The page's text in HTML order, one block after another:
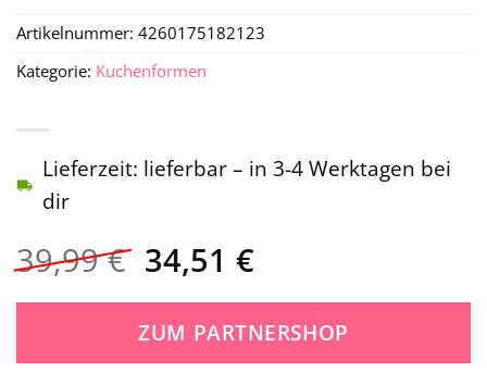
39,99€ Ursprünglicher
Preis
war:
39,99 €
34,51 €Aktueller
ist:
34,51 €.
Lieferzeit: lieferbar – in 3-4 Werktagen bei
dir
ZUM PARTNERSHOP
Artikelnummer: 4260175182123
Kategorie: Kuchenformen